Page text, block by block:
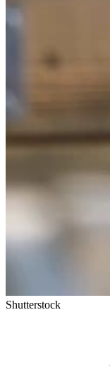
Shutterstock